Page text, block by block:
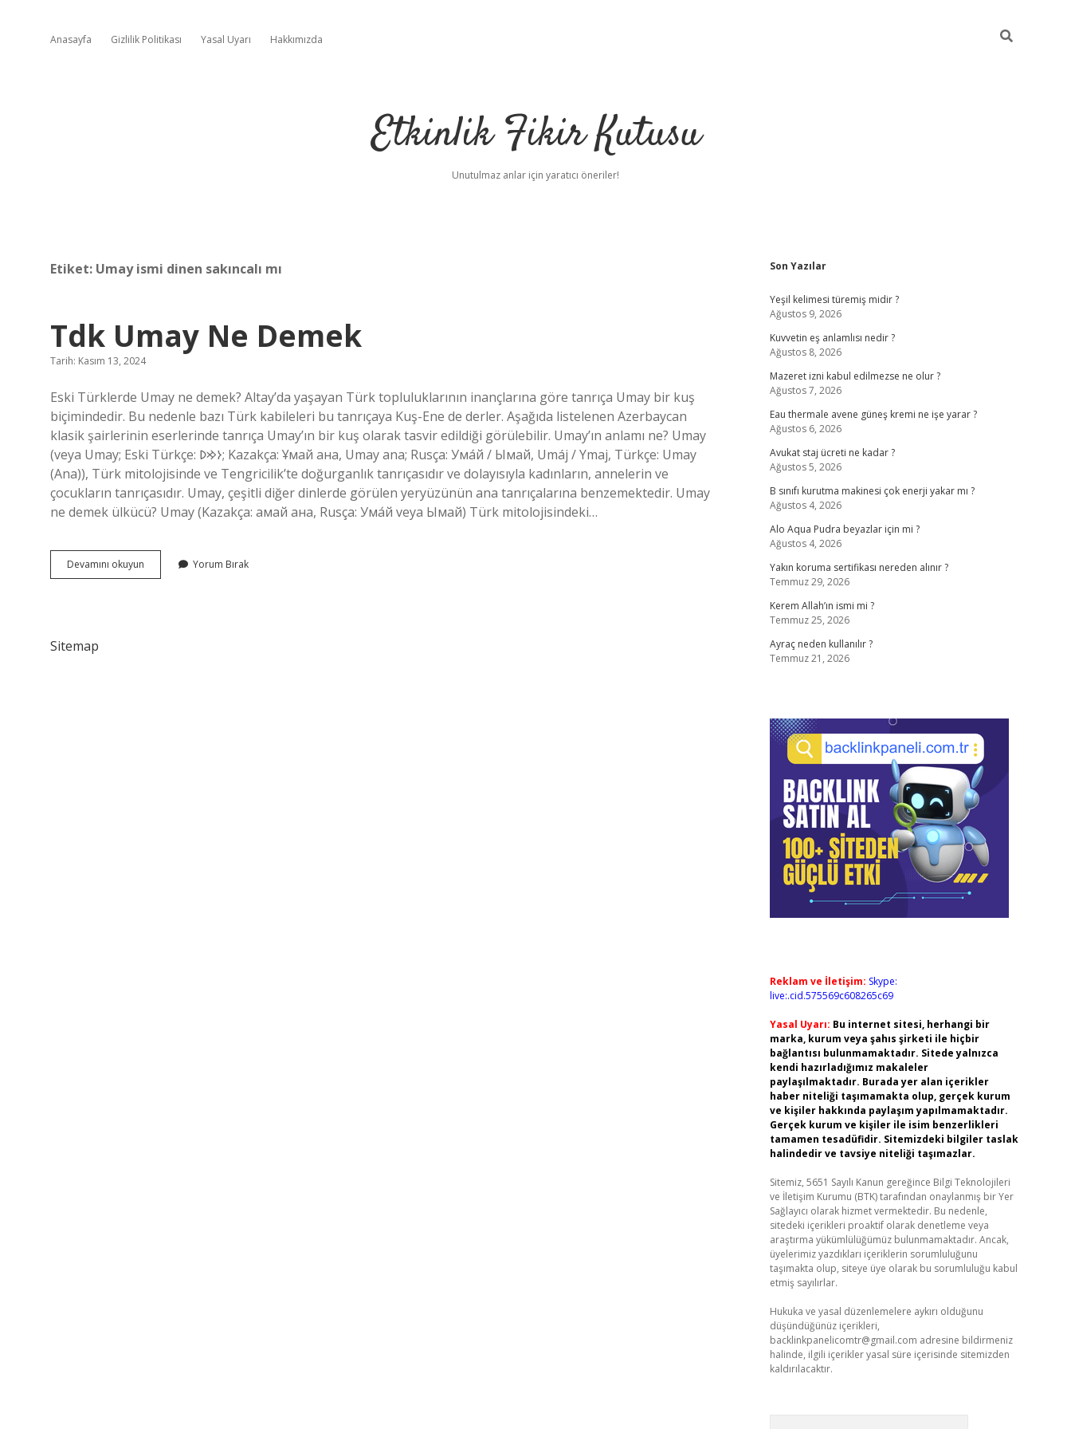
Anasayfa Gizlilik Politikası Yasal Uyarı Hakkımızda
Etkinlik Fikir Kutusu
Unutulmaz anlar için yaratıcı öneriler!
Etiket: Umay ismi dinen sakıncalı mı
Tdk Umay Ne Demek
Tarih: Kasım 13, 2024
Eski Türklerde Umay ne demek? Altay’da yaşayan Türk topluluklarının inançlarına göre tanrıça Umay bir kuş
biçimindedir. Bu nedenle bazı Türk kabileleri bu tanrıçaya Kuş-Ene de derler. Aşağıda listelenen Azerbaycan
klasik şairlerinin eserlerinde tanrıça Umay’ın bir kuş olarak tasvir edildiği görülebilir. Umay’ın anlamı ne? Umay
(veya Umay; Eski Türkçe: 𐰆𐰢𐰖; Kazakça: Ұмай aна, Umay ana; Rusça: Ума́й / Ымай, Umáj / Ymaj, Türkçe: Umay
(Ana)), Türk mitolojisinde ve Tengricilik’te doğurganlık tanrıçasıdır ve dolayısıyla kadınların, annelerin ve
çocukların tanrıçasıdır. Umay, çeşitli diğer dinlerde görülen yeryüzünün ana tanrıçalarına benzemektedir. Umay
ne demek ülkücü? Umay (Kazakça: амай ана, Rusça: Ума́й veya Ымай) Türk mitolojisindeki…
Devamını okuyun
Umay
Yorum Bırak
Sitemap
Sidebar
Son Yazılar
Yeşil kelimesi türemiş midir ?
Ağustos 9, 2026
Kuvvetin eş anlamlısı nedir ?
Ağustos 8, 2026
Mazeret izni kabul edilmezse ne olur ?
Ağustos 7, 2026
Eau thermale avene güneş kremi ne işe yarar ?
Ağustos 6, 2026
Avukat staj ücreti ne kadar ?
Ağustos 5, 2026
B sınıfı kurutma makinesi çok enerji yakar mı ?
Ağustos 4, 2026
Alo Aqua Pudra beyazlar için mi ?
Ağustos 4, 2026
Yakın koruma sertifikası nereden alınır ?
Temmuz 29, 2026
Kerem Allah’ın ismi mi ?
Temmuz 25, 2026
Ayraç neden kullanılır ?
Temmuz 21, 2026
Reklam ve İletişim: Skype:
live:.cid.575569c608265c69
Yasal Uyarı: Bu internet sitesi, herhangi bir
marka, kurum veya şahıs şirketi ile hiçbir
bağlantısı bulunmamaktadır. Sitede yalnızca
kendi hazırladığımız makaleler
paylaşılmaktadır. Burada yer alan içerikler
haber niteliği taşımamakta olup, gerçek kurum
ve kişiler hakkında paylaşım yapılmamaktadır.
Gerçek kurum ve kişiler ile isim benzerlikleri
tamamen tesadüfidir. Sitemizdeki bilgiler taslak
halindedir ve tavsiye niteliği taşımazlar.
Sitemiz, 5651 Sayılı Kanun gereğince Bilgi Teknolojileri
ve İletişim Kurumu (BTK) tarafından onaylanmış bir Yer
Sağlayıcı olarak hizmet vermektedir. Bu nedenle,
sitedeki içerikleri proaktif olarak denetleme veya
araştırma yükümlülüğümüz bulunmamaktadır. Ancak,
üyelerimiz yazdıkları içeriklerin sorumluluğunu
taşımakta olup, siteye üye olarak bu sorumluluğu kabul
etmiş sayılırlar.
Hukuka ve yasal düzenlemelere aykırı olduğunu
düşündüğünüz içerikleri,
backlinkpanelicomtr@gmail.com adresine bildirmeniz
halinde, ilgili içerikler yasal süre içerisinde sitemizden
kaldırılacaktır.